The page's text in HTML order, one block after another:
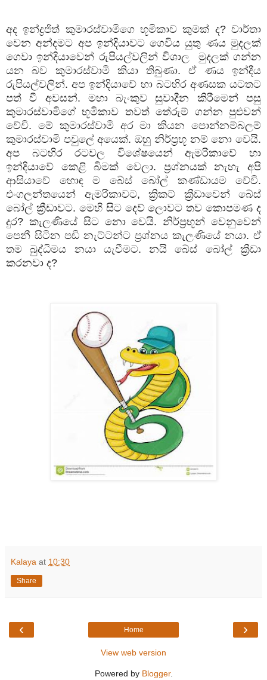
අද ඉන්ද්‍රජිත් කුමාරස්වාමිගෙ භූමිකාව කුමක් ද?වාර්තා
වෙන අන්දමට අප ඉන්දියාවට ගෙවිය යුතු ණය මුදලක්
ගෙවා ඉන්දියාවෙන් රුපියල්වලින් විශාල මුදලක් ගන්න
යන
බව කුමාරස්වාමි කියා තිබුණා.ඒ ණය
ඉන්දීය
රුපියල්වලින්.අප ඉන්දියාවේ හා බටහිර අණසක යටතට
පත්
වී අවසන්. මහා බැංකුව සුවාදීන කිරීමෙන්
පසු
කුමාරස්වාමිගේ භූමිකාව තවත් තේරුම් ගන්න පුළුවන්
වේවි. මේ කුමාරස්වාමි අර මා කියන
පොන්නම්බලම්
කුමාරස්වාමි පවුලේ අයෙක්.ඔහු නිර්ප්‍රභූ නම් නො වෙයි.
අප
බටහිර රටවල විශේෂයෙන් ඇමරිකාවේ
හා
ඉන්දියාවේ
කෙළි බිමක් වෙලා. ප්‍රශ්නයක් නැහැ
අපි
ආසියාවේ
හොඳ ම බේස් බෝල් කණ්ඩායම වේවි.
එංගලන්තයෙන්
ඇමරිකාවට, ක්‍රිකට් ක්‍රීඩාවෙන්
බේස්
බෝල් ක්‍රීඩාවට. මෙහි සිට දෙව් ලොවට තව කොපමණ ද
දුර? කැලණියේ සිට නො වෙයි. නිර්ප්‍රභූන් වෙනුවෙන්
පෙනී සිටින පඬි නැට්ටන්ට ප්‍රශ්නය කැලණියේ නයා. ඒ
තම
බුද්ධිමය නයා යැවීමට.නයි බේස් බෝල්
ක්‍රීඩා
කරනවා ද?
Kalaya at 10:30
Share
‹ ›
Home
View web version
Powered by Blogger.